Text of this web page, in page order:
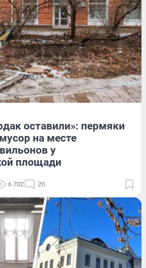
оставили»: пермяки
на месте
у
площади
6 702 20